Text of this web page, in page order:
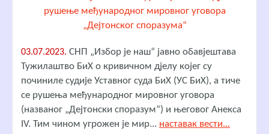
рушење међународног мировног уговора
„Дејтонског споразума“
03.07.2023. СНП „Избор је наш“ јавно обавјештава
Тужилаштво БиХ о кривичном дјелу којег су
починиле судије Уставног суда БиХ (УС БиХ), а тиче
се рушења међународног мировног уговора
(названог „Дејтонски споразум“) и његовог Анекса
IV. Тим чином угрожен је мир... наставак вести...